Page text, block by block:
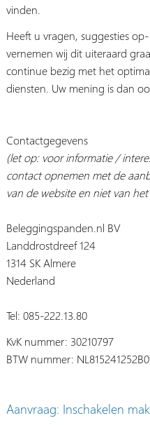
vinden.
Heeft u vragen, suggesties
vernemen wij dit uiteraard
continue bezig met het
diensten. Uw mening is dan
Contactgegevens
(let op: voor informatie /
contact opnemen met de
van de website en niet van
Beleggingspanden.nl BV
Landdrostdreef 124
1314 SK Almere
Nederland
Tel: 085-222.13.80
KvK nummer: 30210797
BTW nummer:
Aanvraag: Inschakelen